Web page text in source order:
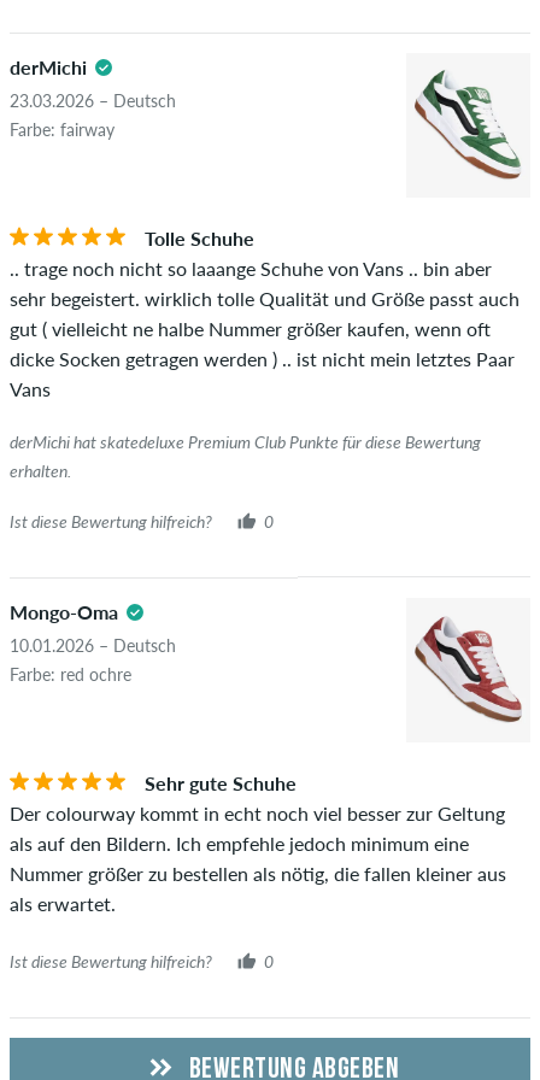
derMichi
23.03.2026 – Deutsch
Farbe: fairway
Tolle Schuhe
.. trage noch nicht so laaange Schuhe von Vans .. bin aber
sehr begeistert. wirklich tolle Qualität und Größe passt auch
gut ( vielleicht ne halbe Nummer größer kaufen, wenn oft
dicke Socken getragen werden ) .. ist nicht mein letztes Paar
Vans
derMichi hat skatedeluxe Premium Club Punkte für diese Bewertung
erhalten.
Ist diese Bewertung hilfreich? 0
Mongo-Oma
10.01.2026 – Deutsch
Farbe: red ochre
Sehr gute Schuhe
Der colourway kommt in echt noch viel besser zur Geltung
als auf den Bildern. Ich empfehle jedoch minimum eine
Nummer größer zu bestellen als nötig, die fallen kleiner aus
als erwartet.
Ist diese Bewertung hilfreich? 0
BEWERTUNG ABGEBEN